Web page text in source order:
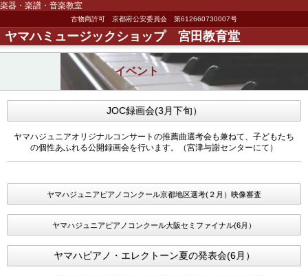
楽器・楽譜・音楽教室
古物商許可 京都府公安委員会 第612660730007号
ヤマハミュージックショップ 宮田教育堂
イベント
JOC録画会(3月下旬）
ヤマハジュニアオリジナルコンサートの推薦曲選考会も兼ねて、子どもたち
の個性あふれる公開録画会を行います。（宮津与謝センターにて）
ヤマハジュニアピアノコンクール京都地区選考(２月）映像審査
ヤマハジュニアピアノコンクール大阪セミファイナル(6月）
ヤマハピアノ・エレクトーン夏の発表会(6月）